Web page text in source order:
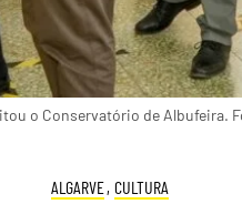
o Conservatório de Albufeira.
ALGARVE, CULTURA